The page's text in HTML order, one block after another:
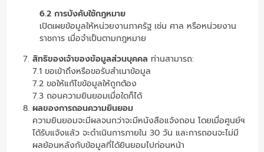
6.2 การบังคับใช้กฎหมาย
เปิดเผยข้อมูลให้หน่วยงานภาครัฐ เช่น ศาล หรือหน่วยงาน
ราชการ เมื่อจำเป็นตามกฎหมาย
สิทธิของเจ้าของข้อมูลส่วนบุคคล ท่านสามารถ:
7.1 ขอเข้าถึงหรือขอรับสำเนาข้อมูล
7.2 ขอให้แก้ไขข้อมูลให้ถูกต้อง
7.3 ถอนความยินยอมเมื่อใดก็ได้
ผลของการถอนความยินยอม
ความยินยอมจะมีผลจนกว่าจะมีหนังสือแจ้งถอน โดยเมื่อศูนย์ฯ
ได้รับแจ้งแล้ว จะดำเนินการภายใน 30 วัน และการถอนจะไม่มี
ผลย้อนหลังกับข้อมูลที่ได้ยินยอมไปก่อนหน้า